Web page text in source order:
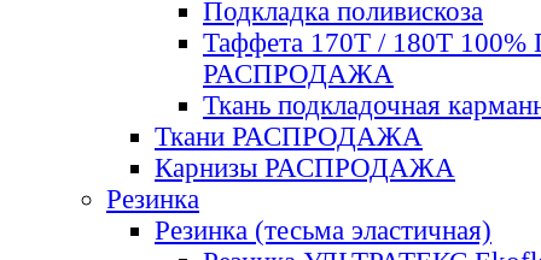
Подкладка поливискоза
Таффета 170Т / 180Т 100%
РАСПРОДАЖА
Ткань подкладочная
Ткани РАСПРОДАЖА
Карнизы РАСПРОДАЖА
Резинка
Резинка (тесьма эластичная)